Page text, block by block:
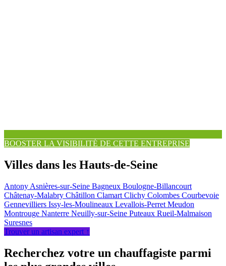
BOOSTER LA VISIBILITÉ DE CETTE ENTREPRISE
Villes dans les Hauts-de-Seine
Antony Asnières-sur-Seine Bagneux Boulogne-Billancourt
Châtenay-Malabry Châtillon Clamart Clichy Colombes Courbevoie
Gennevilliers Issy-les-Moulineaux Levallois-Perret Meudon
Montrouge Nanterre Neuilly-sur-Seine Puteaux Rueil-Malmaison
Suresnes
Trouver un artisan expert ↑
Recherchez votre un chauffagiste parmi